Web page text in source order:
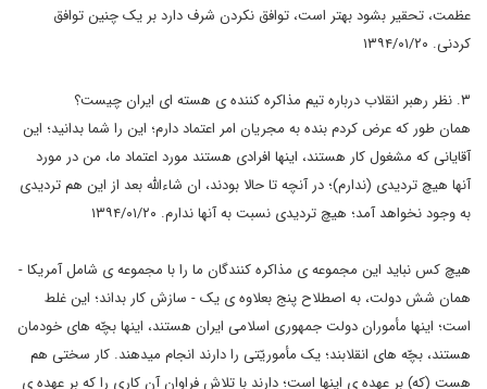
عظمت، تحقیر بشود بهتر است، توافق نکردن شرف دارد بر یک چنین توافق
کردنی. ۱۳۹۴/۰۱/۲۰
۳. نظر رهبر انقلاب درباره تیم مذاکره کننده ی هسته ای ایران چیست؟
همان طور که عرض کردم بنده به مجریان امر اعتماد دارم؛ این را شما بدانید؛ این
آقایانی که مشغول کار هستند، اینها افرادی هستند مورد اعتماد ما، من در مورد
آنها هیچ تردیدی (ندارم)؛ در آنچه تا حالا بودند، ان شاءالله بعد از این هم تردیدی
به وجود نخواهد آمد؛ هیچ تردیدی نسبت به آنها ندارم. ۱۳۹۴/۰۱/۲۰
هیچ کس نباید این مجموعه ی مذاکره کنندگان ما را با مجموعه ی شامل آمریکا -
همان شش دولت، به اصطلاح پنج بعلاوه ی یک - سازش کار بداند؛ این غلط
است؛ اینها مأموران دولت جمهوری اسلامی ایران هستند، اینها بچّه های خودمان
هستند، بچّه های انقلابند؛ یک مأموریّتی را دارند انجام میدهند. کار سختی هم
هست (که) بر عهده ی اینها است؛ دارند با تلاش فراوان آن کاری را که بر عهده ی